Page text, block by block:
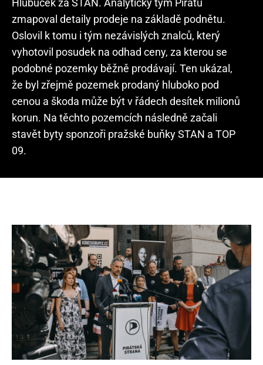
Hlubuček za STAN. Analytický tým Pirátů
zmapoval detaily prodeje na základě podnětu.
Oslovil k tomu i tým nezávislých znalců, který
vyhotovil posudek na odhad ceny, za kterou se
podobné pozemky běžně prodávají. Ten ukázal,
že byl zřejmě pozemek prodaný hluboko pod
cenou a škoda může být v řádech desítek milionů
korun. Na těchto pozemcích následně začali
stavět byty sponzoři pražské buňky STAN a TOP
09.